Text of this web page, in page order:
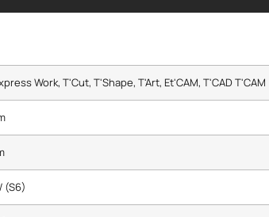
Work, T'Cut, T'Shape, T'Art, Et'CAM, T'CAD T'CAM
(S6)